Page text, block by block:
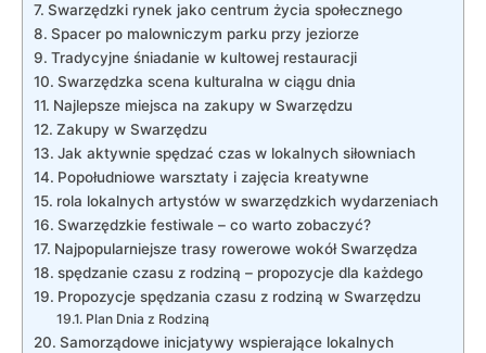
Swarzędzki rynek jako centrum życia społecznego
Spacer po malowniczym parku przy jeziorze
Tradycyjne śniadanie w kultowej restauracji
Swarzędzka scena kulturalna w ciągu dnia
Najlepsze miejsca na zakupy w Swarzędzu
Zakupy w Swarzędzu
Jak aktywnie spędzać czas w lokalnych siłowniach
Popołudniowe warsztaty i zajęcia kreatywne
rola lokalnych artystów w swarzędzkich wydarzeniach
Swarzędzkie festiwale – co warto zobaczyć?
Najpopularniejsze trasy rowerowe wokół Swarzędza
spędzanie czasu z rodziną – propozycje dla każdego
Propozycje spędzania czasu z rodziną w Swarzędzu
Plan Dnia z Rodziną
Samorządowe inicjatywy wspierające lokalnych